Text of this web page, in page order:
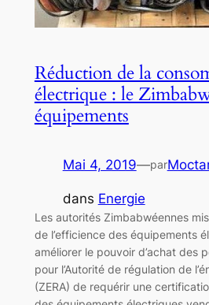
Réduction de la
électrique : le
équipements
Mai 4, 2019—par
dans Energie
Les autorités Zimbabwéennes
de l’efficience des équipements
améliorer le pouvoir d’achat des
pour l’Autorité de régulation de
(ZERA) de requérir une